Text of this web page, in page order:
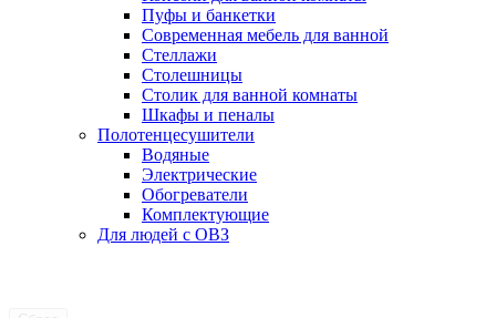
Пуфы и банкетки
Современная мебель для ванной
Стеллажи
Столешницы
Столик для ванной комнаты
Шкафы и пеналы
Полотенцесушители
Водяные
Электрические
Обогреватели
Комплектующие
Для людей с ОВЗ